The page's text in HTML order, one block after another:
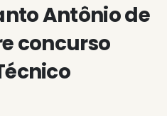
Antônio de
concurso